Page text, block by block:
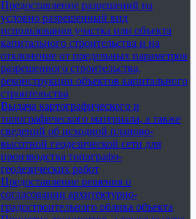
Предоставление разрешений на
условно разрешенный вид
использования участка или объекта
капитального строительства и на
отклонение от предельных параметров
разрешенного строительства,
реконструкции объектов капитального
строительства
Выдача картографического и
топографического материала, а также
сведений об исходной планово-
высотной геодезической сети для
производства топографо-
геодезических работ
Предоставление решения о
согласовании архитектурно-
градостроительного облика объекта